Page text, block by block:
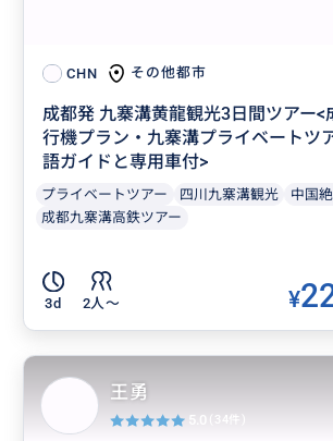
CHN その他都市
成都発 九寨溝黄龍観光3日間ツアー<
行機プラン・九寨溝プライベートツ
語ガイドと専用車付>
プライベートツアー 四川九寨溝観光
中国
成都九寨溝高鉄ツアー
3d 2人〜 ¥
王勇
5.0 (34件)